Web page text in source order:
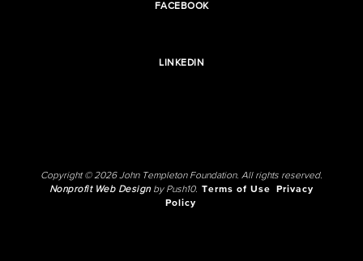
FACEBOOK
LINKEDIN
Copyright © 2026 John Templeton Foundation. All rights reserved.
Nonprofit Web Designby Push10. Terms of Use
Privacy
Policy